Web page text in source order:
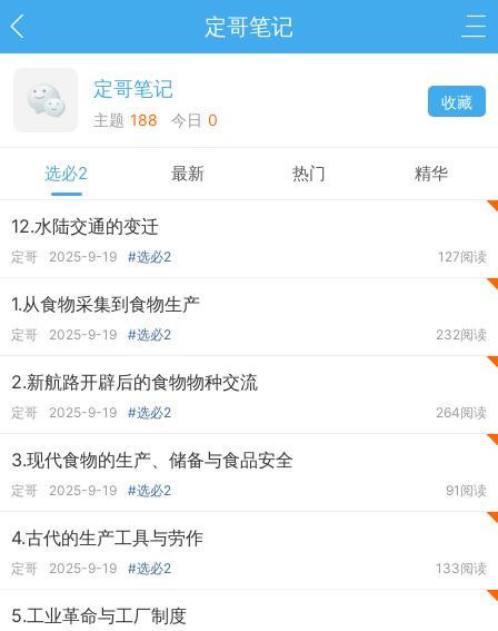
定哥笔记
定哥笔记
主题 188 今日 0
收藏
选必2 最新 热门 精华
12.水陆交通的变迁
定哥 2025-9-19 #选必2 127阅读
1.从食物采集到食物生产
定哥 2025-9-19 #选必2 232阅读
2.新航路开辟后的食物物种交流
定哥 2025-9-19 #选必2 264阅读
3.现代食物的生产、储备与食品安全
定哥 2025-9-19 #选必2 91阅读
4.古代的生产工具与劳作
定哥 2025-9-19 #选必2 133阅读
5.工业革命与工厂制度